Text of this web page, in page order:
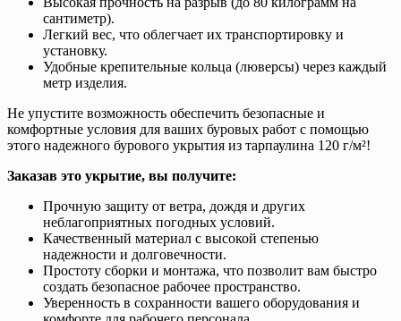
сантиметр).
Легкий вес, что облегчает их транспортировку и
установку.
Удобные крепительные кольца (люверсы) через каждый
метр изделия.
Не упустите возможность обеспечить безопасные и
комфортные условия для ваших буровых работ с помощью
этого надежного бурового укрытия из тарпаулина 120 г/м²!
Заказав это укрытие, вы получите:
Прочную защиту от ветра, дождя и других
неблагоприятных погодных условий.
Качественный материал с высокой степенью
надежности и долговечности.
Простоту сборки и монтажа, что позволит вам быстро
создать безопасное рабочее пространство.
Уверенность в сохранности вашего оборудования и